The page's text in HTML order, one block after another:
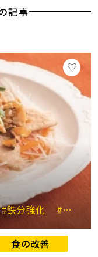
記事
#鉄分強化 #貧血
食の改善